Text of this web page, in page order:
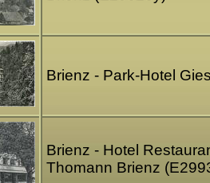
Brienz - Park-Hotel
Brienz - Hotel
Thomann Brienz